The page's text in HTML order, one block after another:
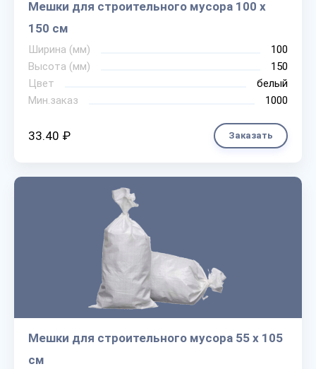
Мешки для строительного мусора 100 х
150 см
Ширина (мм)
100
Высота (мм)
150
Цвет
белый
Мин.заказ
1000
33.40 ₽ Заказать
Мешки для строительного мусора 55 х 105
см